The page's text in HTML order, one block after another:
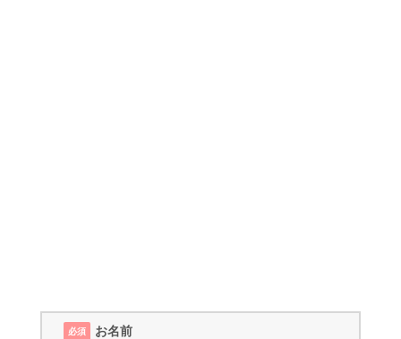
必須 お名前